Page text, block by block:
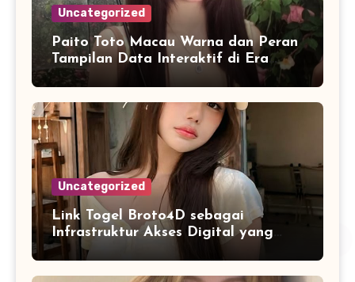
Uncategorized
Paito Toto Macau Warna dan Peran
Tampilan Data Interaktif di Era
Informasi Digital Modern
Uncategorized
Link Togel Broto4D sebagai
Infrastruktur Akses Digital yang
Lebih Stabil dan Cepat